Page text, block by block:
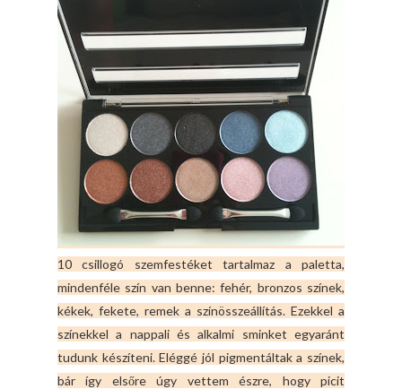
10 csillogó szemfestéket tartalmaz a paletta,
mindenféle szín van benne: fehér, bronzos színek,
kékek, fekete, remek a színösszeállítás. Ezekkel a
színekkel a nappali és alkalmi sminket egyaránt
tudunk készíteni. Eléggé jól pigmentáltak a színek,
bár így elsőre úgy vettem észre, hogy picit